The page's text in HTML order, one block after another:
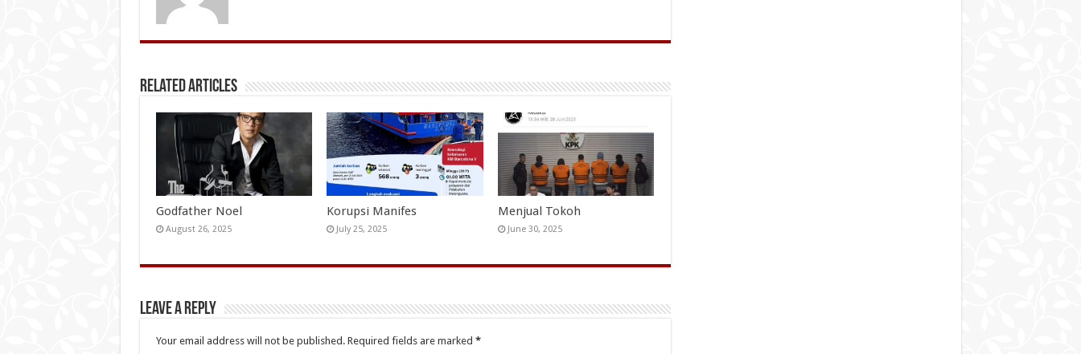
Related Articles
Godfather Noel
August 26, 2025
Korupsi Manifes
July 25, 2025
Menjual Tokoh
June 30, 2025
Leave a Reply
Your email address will not be published. Required fields are marked *